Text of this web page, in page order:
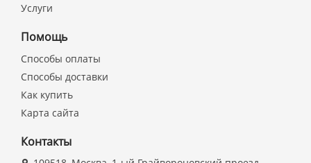
Услуги
Помощь
Способы оплаты
Способы доставки
Как купить
Карта сайта
Контакты